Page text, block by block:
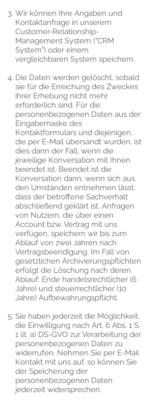
Wir können Ihre Angaben und
Kontaktanfrage in unserem
Customer-Relationship-
Management System ("CRM
System") oder einem
vergleichbaren System speichern.
Die Daten werden gelöscht, sobald
sie für die Erreichung des Zweckes
ihrer Erhebung nicht mehr
erforderlich sind. Für die
personenbezogenen Daten aus der
Eingabemaske des
Kontaktformulars und diejenigen,
die per E-Mail übersandt wurden, ist
dies dann der Fall, wenn die
jeweilige Konversation mit Ihnen
beendet ist. Beendet ist die
Konversation dann, wenn sich aus
den Umständen entnehmen lässt,
dass der betroffene Sachverhalt
abschließend geklärt ist. Anfragen
von Nutzern, die über einen
Account bzw. Vertrag mit uns
verfügen, speichern wir bis zum
Ablauf von zwei Jahren nach
Vertragsbeendigung. Im Fall von
gesetzlichen Archivierungspflichten
erfolgt die Löschung nach deren
Ablauf: Ende handelsrechtlicher (6
Jahre) und steuerrechtlicher (10
Jahre) Aufbewahrungspflicht.
Sie haben jederzeit die Möglichkeit,
die Einwilligung nach Art. 6 Abs. 1 S.
1 lit. a) DS-GVO zur Verarbeitung der
personenbezogenen Daten zu
widerrufen. Nehmen Sie per E-Mail
Kontakt mit uns auf, so können Sie
der Speicherung der
personenbezogenen Daten
jederzeit widersprechen.